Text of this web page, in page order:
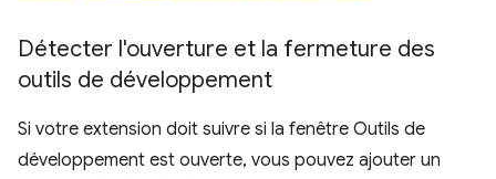
Détecter l'ouverture et la fermeture des
outils de développement
Si votre extension doit suivre si la fenêtre Outils de
développement est ouverte, vous pouvez ajouter un